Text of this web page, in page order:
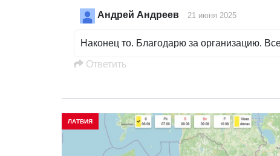
Андрей Андреев 21 июня 2025
Наконец то. Благодарю за организацию.
Oтветить
ЛАТВИЯ